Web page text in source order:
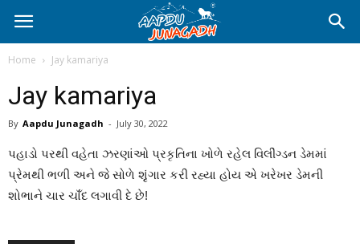
Home Jay kamariya
Jay kamariya
By Aapdu Junagadh - July 30, 2022
પહાડો પરથી વહેતા ઝરણાંઓ પ્રકૃતિના ખોળે રહેલ વિલીંગ્ડન ડેમમાં
પ્રેમથી ભળી અને જે સોળે શૃૃંગાર કરી રહ્યા હોય એ ખરેખર ડેમની
શોભાને ચાર ચાંઁદ લગાવી દે છે!